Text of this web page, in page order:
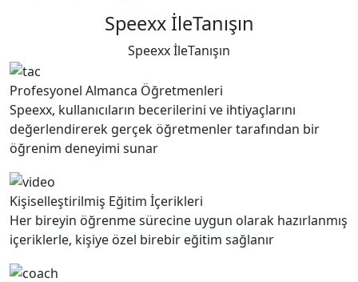
Speexx İleTanışın
Speexx İleTanışın
Profesyonel Almanca Öğretmenleri
Speexx, kullanıcıların becerilerini ve ihtiyaçlarını
değerlendirerek gerçek öğretmenler tarafından bir
öğrenim deneyimi sunar
Kişiselleştirilmiş Eğitim İçerikleri
Her bireyin öğrenme sürecine uygun olarak hazırlanmış
içeriklerle, kişiye özel birebir eğitim sağlanır